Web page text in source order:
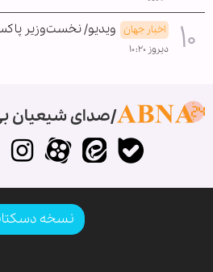
اخبار جهان ویدیو/ نخست‌وزیر
دیروز ۱۰:۲۰
صدای شیعیان
نسخه